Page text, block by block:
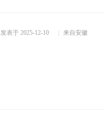
发表于 2025-12-10 来自安徽